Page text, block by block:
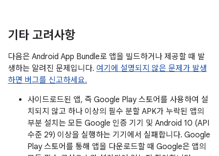
기타 고려사항
다음은 Android App Bundle로 앱을 빌드하거나 제공할 때 발
생하는 알려진 문제입니다. 여기에 설명되지 않은 문제가 발생
하면 버그를 신고하세요.
사이드로드된 앱, 즉 Google Play 스토어를 사용하여 설
치되지 않고 하나 이상의 필수 분할 APK가 누락된 앱의
부분 설치는 모든 Google 인증 기기 및 Android 10 (API
수준 29) 이상을 실행하는 기기에서 실패합니다. Google
Play 스토어를 통해 앱을 다운로드할 때 Google은 앱의